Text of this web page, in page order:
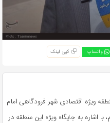
واتساپ کپی لینک
ویژه اقتصادی شهر فرودگاهی امام
اشاره به جایگاه ویژه این منطقه در